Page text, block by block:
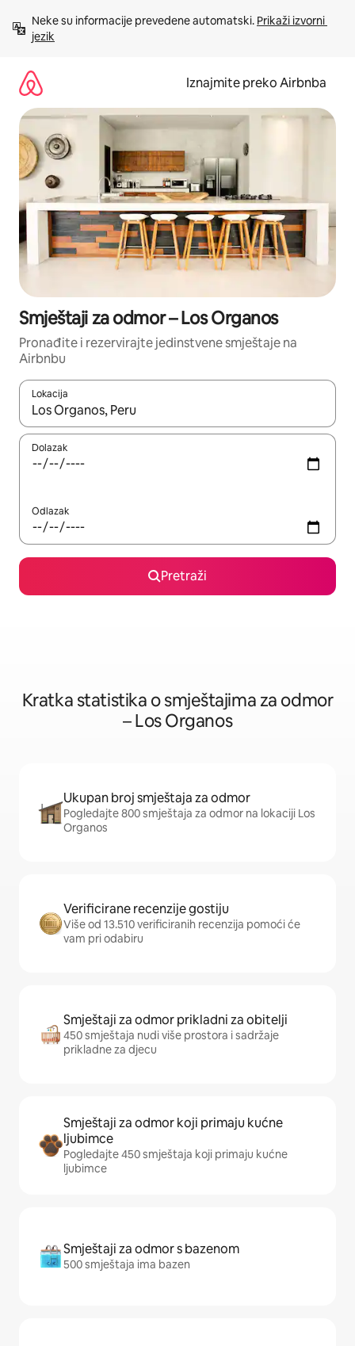
sadržaj
Neke su informacije prevedene automatski. Prikaži izvorni
jezik
Iznajmite preko Airbnba
Smještaji za odmor – Los Organos
Pronađite i rezervirajte jedinstvene smještaje na
Airbnbu
Lokacija
Kada budu dostupni rezultati, moći ćete ih pregledati
Dolazak
Odlazak
Pretraži
Kratka statistika o smještajima za odmor
– Los Organos
Ukupan broj smještaja za odmor
Pogledajte 800 smještaja za odmor na lokaciji Los
Organos
Verificirane recenzije gostiju
Više od 13.510 verificiranih recenzija pomoći će
vam pri odabiru
Smještaji za odmor prikladni za obitelji
450 smještaja nudi više prostora i sadržaje
prikladne za djecu
Smještaji za odmor koji primaju kućne
ljubimce
Pogledajte 450 smještaja koji primaju kućne
ljubimce
Smještaji za odmor s bazenom
500 smještaja ima bazen